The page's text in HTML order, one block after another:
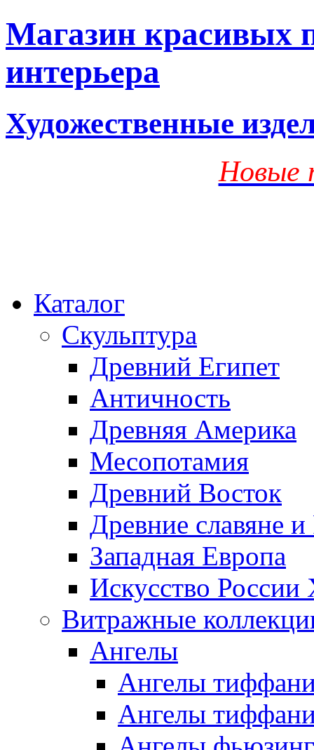
Магазин красивых
интерьера
Художественные
Новые
Каталог
Скульптура
Древний Египет
Античность
Древняя Америка
Месопотамия
Древний Восток
Древние славяне и
Западная Европа
Искусство
Витражные
Ангелы
Ангелы
Ангелы